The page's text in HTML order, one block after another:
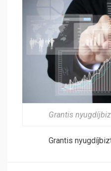
Grantis
Grantis